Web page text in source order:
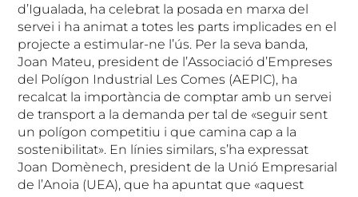
d’Igualada, ha celebrat la posada en marxa del
servei i ha animat a totes les parts implicades en el
projecte a estimular-ne l’ús. Per la seva banda,
Joan Mateu, president de l’Associació d’Empreses
del Polígon Industrial Les Comes (AEPIC), ha
recalcat la importància de comptar amb un servei
de transport a la demanda per tal de «seguir sent
un polígon competitiu i que camina cap a la
sostenibilitat». En línies similars, s’ha expressat
Joan Domènech, president de la Unió Empresarial
de l’Anoia (UEA), que ha apuntat que «aquest